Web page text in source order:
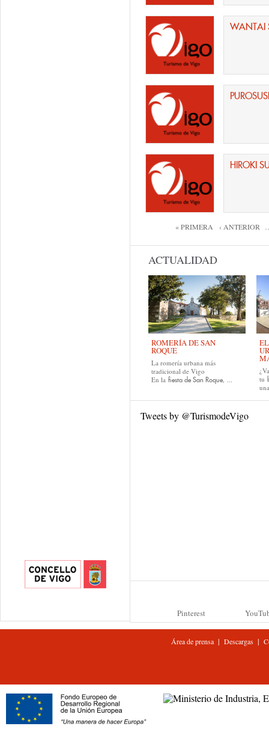
WANTAI
HIROKI
Páginas« PRIMERA ‹ ANTERIOR
ACTUALIDAD
ROMERÍA DE SAN
ROQUE
La romería urbana más
tradicional de Vigo
En la fiesta de San Roque, ...
tu
Tweets by @TurismodeVigo
Pinterest
Área de prensa| Descargas|